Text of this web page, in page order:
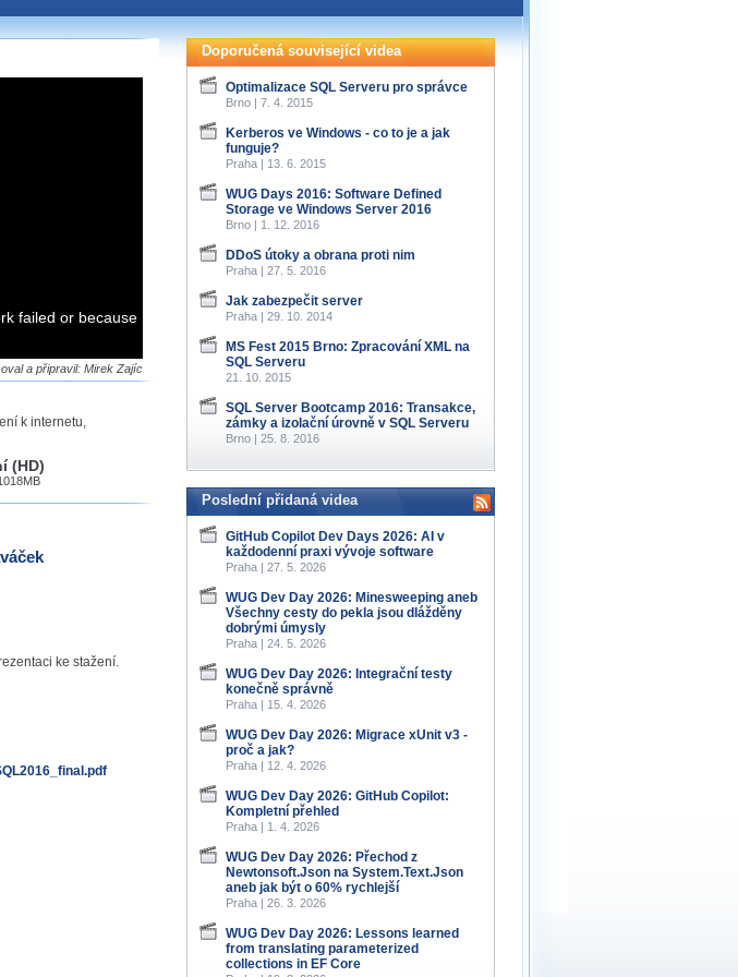
failed or because
a připravil: Mirek Zajíc
k internetu,
(HD)
ke stažení.
Doporučená související videa
Optimalizace SQL Serveru pro správce
Brno | 7. 4. 2015
Kerberos ve Windows - co to je a jak
funguje?
Praha | 13. 6. 2015
WUG Days 2016: Software Defined
Storage ve Windows Server 2016
Brno | 1. 12. 2016
DDoS útoky a obrana proti nim
Praha | 27. 5. 2016
Jak zabezpečit server
Praha | 29. 10. 2014
MS Fest 2015 Brno: Zpracování XML na
SQL Serveru
21. 10. 2015
SQL Server Bootcamp 2016: Transakce,
zámky a izolační úrovně v SQL Serveru
Brno | 25. 8. 2016
Poslední přidaná videa
GitHub Copilot Dev Days 2026: AI v
každodenní praxi vývoje software
Praha | 27. 5. 2026
WUG Dev Day 2026: Minesweeping aneb
Všechny cesty do pekla jsou dlážděny
dobrými úmysly
Praha | 24. 5. 2026
WUG Dev Day 2026: Integrační testy
konečně správně
Praha | 15. 4. 2026
WUG Dev Day 2026: Migrace xUnit v3 -
proč a jak?
Praha | 12. 4. 2026
WUG Dev Day 2026: GitHub Copilot:
Kompletní přehled
Praha | 1. 4. 2026
WUG Dev Day 2026: Přechod z
Newtonsoft.Json na System.Text.Json
aneb jak být o 60% rychlejší
Praha | 26. 3. 2026
WUG Dev Day 2026: Lessons learned
from translating parameterized
collections in EF Core